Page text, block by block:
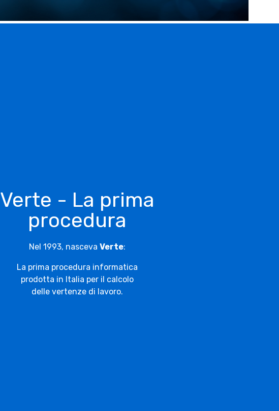
Verte - La prima
procedura
Nel 1993, nasceva Verte:
La prima procedura informatica
prodotta in Italia per il calcolo
delle vertenze di lavoro.